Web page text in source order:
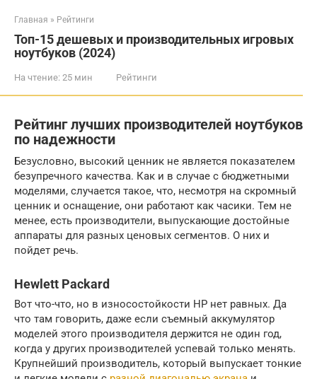
Главная » Рейтинги
Топ-15 дешевых и производительных игровых
ноутбуков (2024)
На чтение: 25 мин Рейтинги
Рейтинг лучших производителей ноутбуков
по надежности
Безусловно, высокий ценник не является показателем
безупречного качества. Как и в случае с бюджетными
моделями, случается такое, что, несмотря на скромный
ценник и оснащение, они работают как часики. Тем не
менее, есть производители, выпускающие достойные
аппараты для разных ценовых сегментов. О них и
пойдет речь.
Hewlett Packard
Вот что-что, но в износостойкости HP нет равных. Да
что там говорить, даже если съемный аккумулятор
моделей этого производителя держится не один год,
когда у других производителей успевай только менять.
Крупнейший производитель, который выпускает тонкие